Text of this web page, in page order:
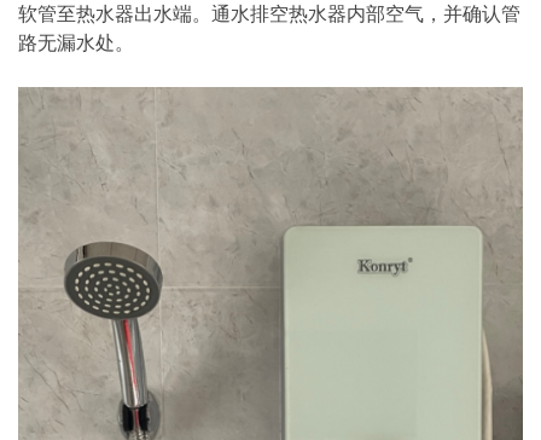
软管至热水器出水端。通水排空热水器内部空气，并确认管
路无漏水处。